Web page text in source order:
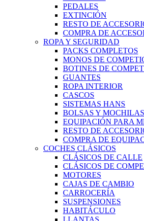
PEDALES
EXTINCIÓN
RESTO DE
COMPRA DE
ROPA Y SEGURIDAD
PACKS COMPLETOS
MONOS DE
BOTINES DE
GUANTES
ROPA INTERIOR
CASCOS
SISTEMAS HANS
BOLSAS Y MOCHILAS
EQUIPACIÓN PARA
RESTO DE
COMPRA DE
COCHES CLÁSICOS
CLÁSICOS DE CALLE
CLÁSICOS DE
MOTORES
CAJAS DE CAMBIO
CARROCERÍA
SUSPENSIONES
HABITÁCULO
LLANTAS